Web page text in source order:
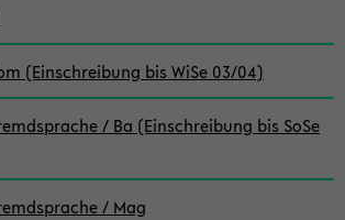
(Einschreibung bis WiSe 03/04)
/ Ba (Einschreibung bis SoSe
/ Mag